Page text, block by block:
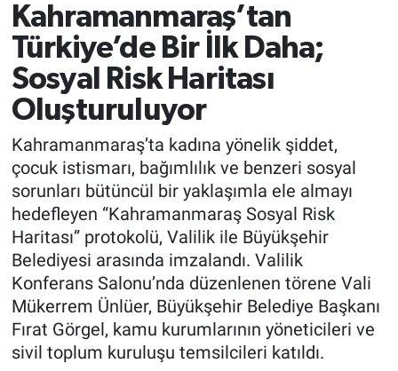
Kahramanmaraş’tan
Türkiye’de Bir İlk Daha;
Sosyal Risk Haritası
Oluşturuluyor
Kahramanmaraş’ta kadına yönelik şiddet,
çocuk istismarı, bağımlılık ve benzeri sosyal
sorunları bütüncül bir yaklaşımla ele almayı
hedefleyen “Kahramanmaraş Sosyal Risk
Haritası” protokolü, Valilik ile Büyükşehir
Belediyesi arasında imzalandı. Valilik
Konferans Salonu’nda düzenlenen törene Vali
Mükerrem Ünlüer, Büyükşehir Belediye Başkanı
Fırat Görgel, kamu kurumlarının yöneticileri ve
sivil toplum kuruluşu temsilcileri katıldı.
Politika
Ekonomi
Kültür Sanat
Sağlık
TEKNOLOJİ
Dünya
İlçeler
İstanbul Trafik Yoğunluk Haritası
Süper Lig Puan Durumu ve Fikstür
Tüm Manşetler
Son Dakika Haberleri
Haber Arşivi